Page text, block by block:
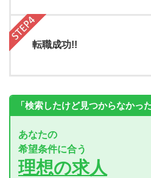
転職成功!!
「検索したけど見つからなかっ
あなたの
希望条件に合う
理想の求人